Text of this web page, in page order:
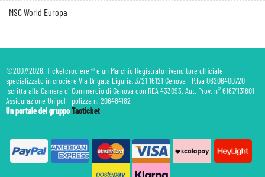
MSC World Europa
©2007/2026. Ticketcrociere ® è un Marchio Registrato rivenditore ufficiale
specializzato in crociere Via Brigata Liguria, 3/21 16121 Genova - P.Iva 06206400720 -
Iscritta alla Camera di Commercio di Genova con REA 433093. Aut. Prov. n° 6167/131601 -
Assicurazione Unipol - polizza n. 206484182
Un portale del gruppoTaoticket